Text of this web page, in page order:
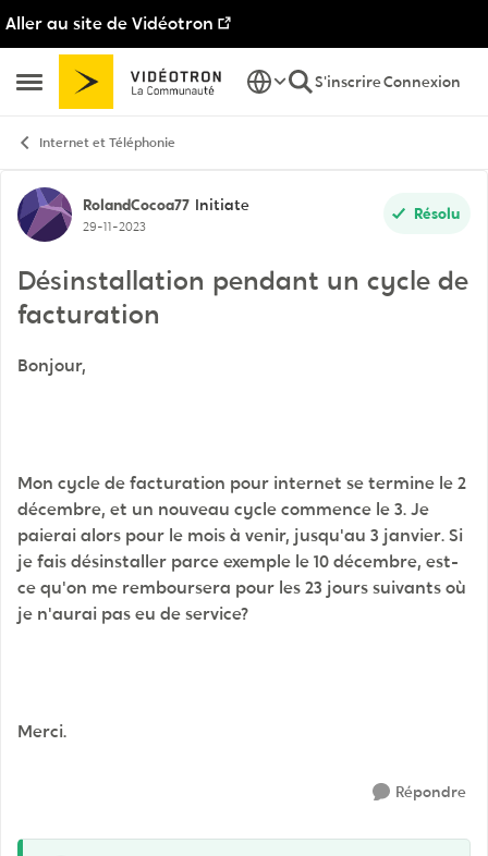
Aller au site de Vidéotron
Ouvrir Menu Latéral
Passer au contenu
S'inscrireConnexion
Internet et Téléphonie
Discussion de forum
RolandCocoa77 Initiate
29-11-2023
Résolu
Désinstallation pendant un cycle de
facturation
Bonjour,
Mon cycle de facturation pour internet se termine le 2
décembre, et un nouveau cycle commence le 3. Je
paierai alors pour le mois à venir, jusqu'au 3 janvier. Si
je fais désinstaller parce exemple le 10 décembre, est-
ce qu'on me remboursera pour les 23 jours suivants où
je n'aurai pas eu de service?
Merci.
Répondre